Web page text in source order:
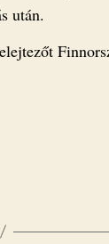
után.